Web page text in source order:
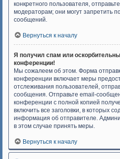
конкретного пользователя,
модераторам; они могут запретить
сообщений.
Вернуться к началу
Я получил спам или
конференции!
Мы сожалеем об этом. Форма
конференции включает меры
отслеживания пользователей,
сообщения. Отправьте email-
конференции с полной копией
включить все заголовки, в которых
информация об отправителе.
в этом случае принять меры.
Вернуться к началу